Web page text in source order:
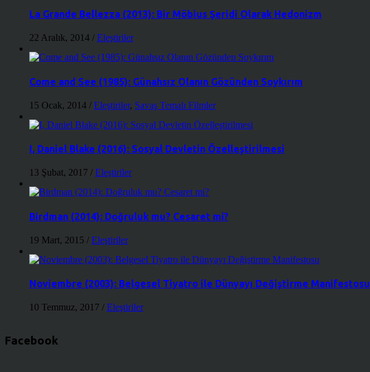
La Grande Bellezza (2013): Bir Möbius Şeridi Olarak Hedonizm
22 Aralık, 2014 / Eleştiriler
Come and See (1985): Günahsız Olanın Gözünden Soykırım
15 Ocak, 2014 / Eleştiriler, Savaş Temalı Filmler
I, Daniel Blake (2016): Sosyal Devletin Özelleştirilmesi
13 Şubat, 2017 / Eleştiriler
Birdman (2014): Doğruluk mu? Cesaret mi?
19 Mart, 2015 / Eleştiriler
Noviembre (2003): Belgesel Tiyatro ile Dünyayı Değiştirme Manifestosu
10 Temmuz, 2017 / Eleştiriler
Facebook